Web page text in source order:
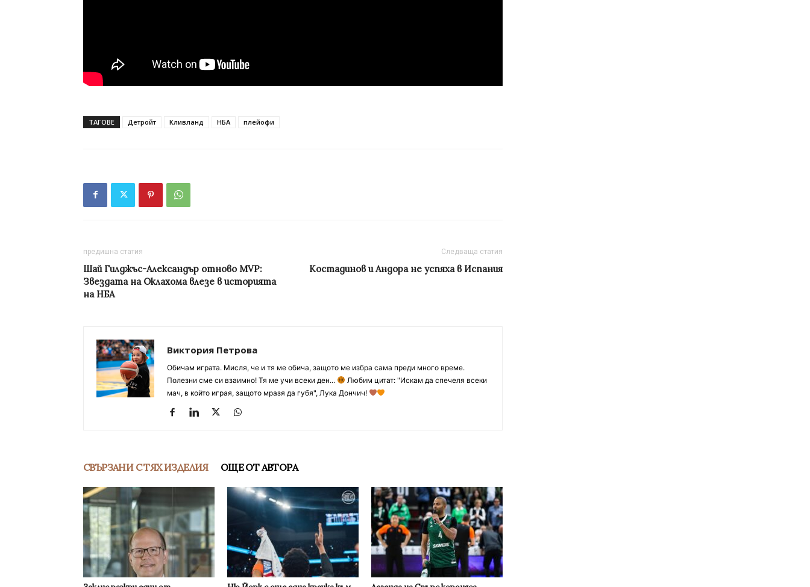
ТАГОВЕ Детройт Кливланд НБА плейофи
предишна статия
Шай Гилджъс-Александър отново MVP:
Звездата на Оклахома влезе в историята
на НБА
Следваща статия
Костадинов и Андора не успяха в Испания
Виктория Петрова
Обичам играта. Мисля, че и тя ме обича, защото ме избра сама преди много време.
Полезни сме си взаимно! Тя ме учи всеки ден...
Любим цитат: "Искам да спечеля всеки
мач, в който играя, защото мразя да губя", Лука Дончич!
СВЪРЗАНИ С ТЯХ ИЗДЕЛИЯ ОЩЕ ОТ АВТОРА